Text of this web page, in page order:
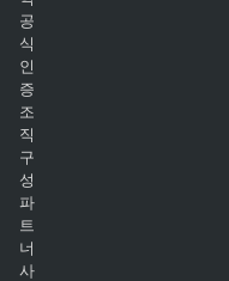
공
식
인
증
조
직
구
성
파
트
너
사